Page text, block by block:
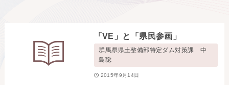
日本VE協会について
日本VE協会について
資料・論文購入
「VE」と「県民参画」
群馬県県土整備部特定ダム対策課 中
島聡
2015年9月14日